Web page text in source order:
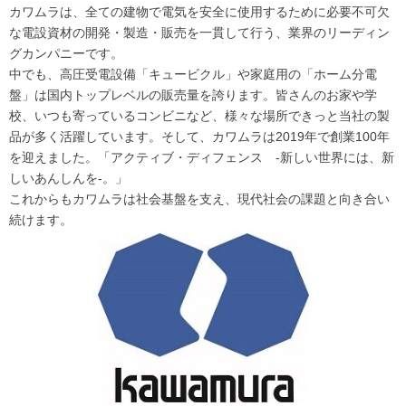
カワムラは、全ての建物で電気を安全に使用するために必要不可欠
な電設資材の開発・製造・販売を一貫して行う、業界のリーディン
グカンパニーです。
中でも、高圧受電設備「キュービクル」や家庭用の「ホーム分電
盤」は国内トップレベルの販売量を誇ります。皆さんのお家や学
校、いつも寄っているコンビニなど、様々な場所できっと当社の製
品が多く活躍しています。そして、カワムラは2019年で創業100年
を迎えました。「アクティブ・ディフェンス -新しい世界には、新
しいあんしんを-。」
これからもカワムラは社会基盤を支え、現代社会の課題と向き合い
続けます。